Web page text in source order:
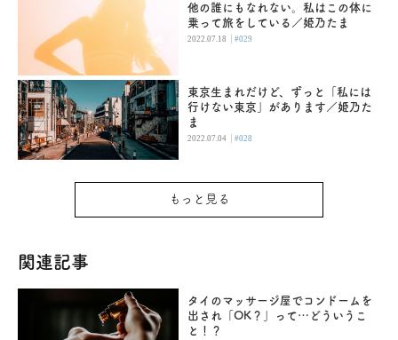
他の誰にもなれない。私はこの体に
乗って旅をしている／姫乃たま
2022.07.18 |#029
東京生まれだけど、ずっと「私には
行けない東京」があります／姫乃た
ま
2022.07.04 |#028
もっと見る
関連記事
タイのマッサージ屋でコンドームを
出され「OK？」って…どういうこ
と！？